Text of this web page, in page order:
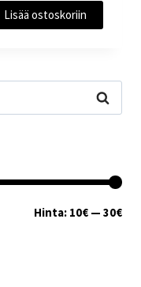
Lisää ostoskoriin
Haku
Hinta: 10€ — 30€